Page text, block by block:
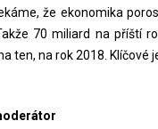
že ekonomika
70 miliard na příští
ten, na rok 2018. Klíčové